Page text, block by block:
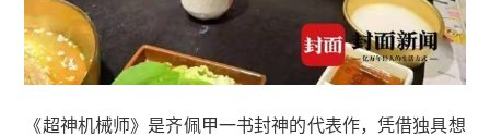
《超神机械师》是齐佩甲一书封神的代表作，凭借独具想